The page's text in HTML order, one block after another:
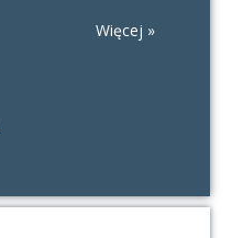
Więcej »